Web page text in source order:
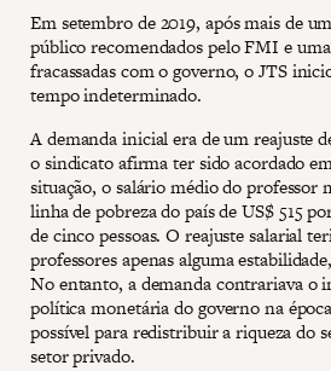
Em setembro de 2019, após mais de
público recomendados pelo FMI e
fracassadas com o governo, o JTS
tempo indeterminado.
A demanda inicial era de um reajuste
o sindicato afirma ter sido acordado
situação, o salário médio do professor
linha de pobreza do país de US$ 515
de cinco pessoas. O reajuste salarial
professores apenas alguma
No entanto, a demanda contrariava o
política monetária do governo na
possível para redistribuir a riqueza do
setor privado.